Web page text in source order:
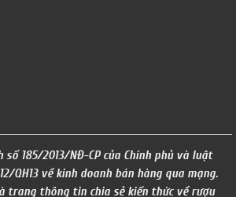
số 185/2013/NĐ-CP của Chính phủ và luật
QH13 về kinh doanh bán hàng qua mạng.
trang thông tin chia sẻ kiến thức về rượu